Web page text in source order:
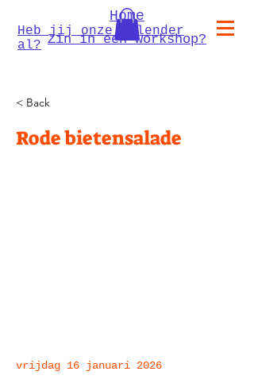
Heb jij onze kalender
al? Zin in een workshop?
Home
< Back
Rode bietensalade
vrijdag 16 januari 2026